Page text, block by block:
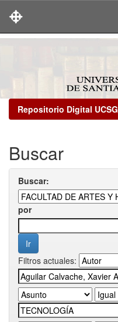
Repositorio Digital UCSG
Buscar
Buscar:
por
Filtros actuales: